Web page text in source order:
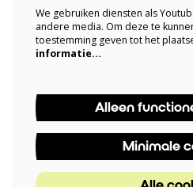
We gebruiken diensten als
andere media. Om deze te
toestemming geven tot het
informatie…
Alleen
Minimale